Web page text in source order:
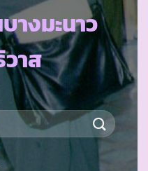
างมะนาว
าส